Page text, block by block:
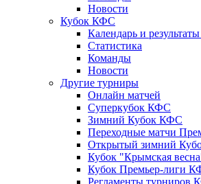
Новости
Кубок КФС
Календарь и
Статистика
Команды
Новости
Другие турниры
Онлайн матчей
Суперкубок КФС
Зимний Кубок КФС
Переходные матчи
Открытый зимний
Кубок "Крымская
Кубок Премьер-лиги
Регламенты турниров